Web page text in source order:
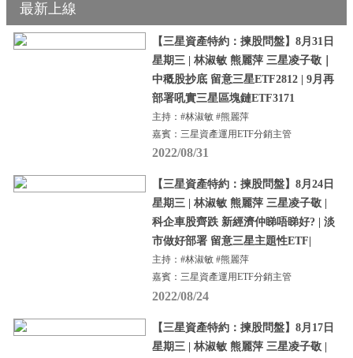
最新上線
【三星資產特約：揀股問盤】8月31日
星期三 | 林淑敏 熊麗萍 三星凌子敬｜
中穊股抄底 留意三星ETF2812 | 9月再
部署吼實三星區塊鏈ETF3171
主持：#林淑敏 #熊麗萍
嘉賓：三星資產運用ETF分銷主管
2022/08/31
【三星資產特約：揀股問盤】8月24日
星期三 | 林淑敏 熊麗萍 三星凌子敬 |
科企車股齊跌 新經濟仲睇唔睇好? | 淡
市做好部署 留意三星主題性ETF|
主持：#林淑敏 #熊麗萍
嘉賓：三星資產運用ETF分銷主管
2022/08/24
【三星資產特約：揀股問盤】8月17日
星期三 | 林淑敏 熊麗萍 三星凌子敬 |